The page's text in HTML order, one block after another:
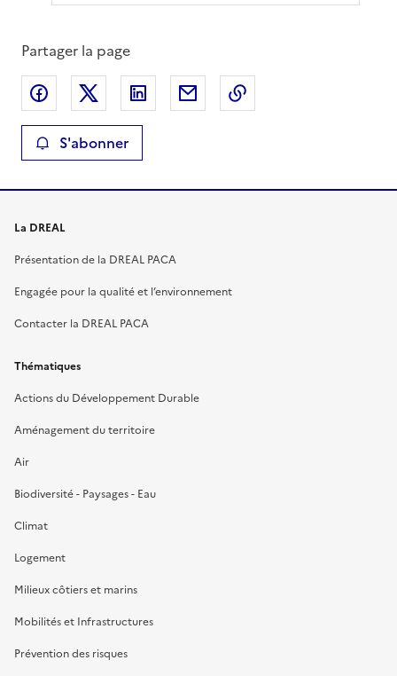
Partager la page
Partager sur Facebook
Partager sur XPartager sur LinkedIn
Partager par email
S'abonner
La DREAL
Présentation de la DREAL PACA
Engagée pour la qualité et l’environnement
Contacter la DREAL PACA
Thématiques
Actions du Développement Durable
Aménagement du territoire
Air
Biodiversité - Paysages - Eau
Climat
Logement
Milieux côtiers et marins
Mobilités et Infrastructures
Prévention des risques